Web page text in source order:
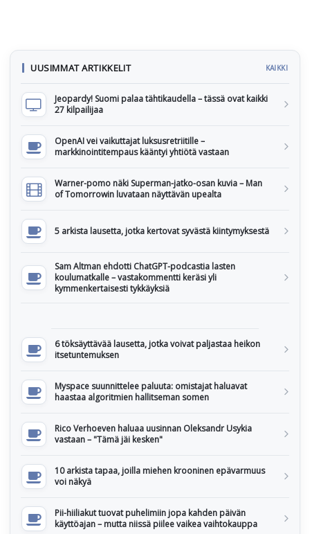
UUSIMMAT ARTIKKELIT KAIKKI
Jeopardy! Suomi palaa tähtikaudella – tässä ovat kaikki
27 kilpailijaa
OpenAI vei vaikuttajat luksusretriitille –
markkinointitempaus kääntyi yhtiötä vastaan
Warner-pomo näki Superman-jatko-osan kuvia – Man
of Tomorrowin luvataan näyttävän upealta
5 arkista lausetta, jotka kertovat syvästä kiintymyksestä
Sam Altman ehdotti ChatGPT-podcastia lasten
koulumatkalle – vastakommentti keräsi yli
kymmenkertaisesti tykkäyksiä
6 töksäyttävää lausetta, jotka voivat paljastaa heikon
itsetuntemuksen
Myspace suunnittelee paluuta: omistajat haluavat
haastaa algoritmien hallitseman somen
Rico Verhoeven haluaa uusinnan Oleksandr Usykia
vastaan – "Tämä jäi kesken"
10 arkista tapaa, joilla miehen krooninen epävarmuus
voi näkyä
Pii-hiiliakut tuovat puhelimiin jopa kahden päivän
käyttöajan – mutta niissä piilee vaikea vaihtokauppa